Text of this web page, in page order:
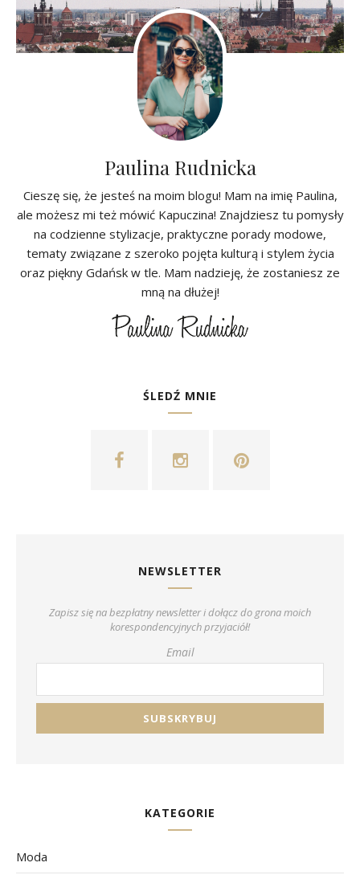
Paulina Rudnicka
Cieszę się, że jesteś na moim blogu! Mam na imię Paulina,
ale możesz mi też mówić Kapuczina! Znajdziesz tu pomysły
na codzienne stylizacje, praktyczne porady modowe,
tematy związane z szeroko pojęta kulturą i stylem życia
oraz piękny Gdańsk w tle. Mam nadzieję, że zostaniesz ze
mną na dłużej!
ŚLEDŹ MNIE
NEWSLETTER
Zapisz się na bezpłatny newsletter i dołącz do grona moich
korespondencyjnych przyjaciół!
Email
KATEGORIE
Moda